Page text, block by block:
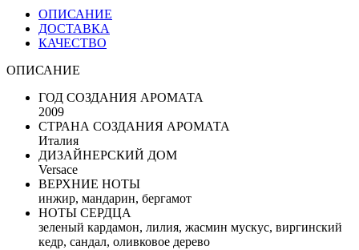
ОПИСАНИЕ
ДОСТАВКА
КАЧЕСТВО
ОПИСАНИЕ
ГОД СОЗДАНИЯ АРОМАТА
2009
СТРАНА СОЗДАНИЯ АРОМАТА
Италия
ДИЗАЙНЕРСКИЙ ДОМ
Versace
ВЕРХНИЕ НОТЫ
инжир, мандарин, бергамот
НОТЫ СЕРДЦА
зеленый кардамон, лилия, жасмин мускус, виргинский
кедр, сандал, оливковое дерево